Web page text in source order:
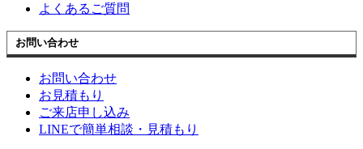
よくあるご質問
お問い合わせ
お問い合わせ
お見積もり
ご来店申し込み
LINEで簡単相談・見積もり